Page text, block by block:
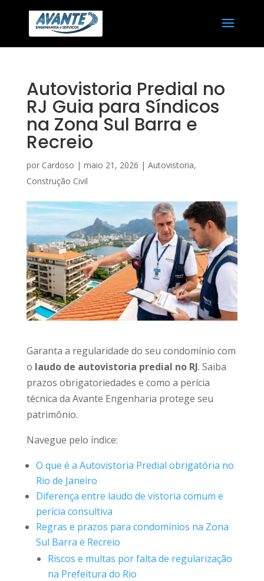
Autovistoria Predial no
RJ Guia para Síndicos
na Zona Sul Barra e
Recreio
por Cardoso | maio 21, 2026 | Autovistoria,
Construção Civil
Garanta a regularidade do seu condomínio com
o laudo de autovistoria predial no RJ. Saiba
prazos obrigatoriedades e como a perícia
técnica da Avante Engenharia protege seu
patrimônio.
Navegue pelo índice:
O que é a Autovistoria Predial obrigatória no
Rio de Janeiro
Diferença entre laudo de vistoria comum e
perícia consultiva
Regras e prazos para condomínios na Zona
Sul Barra e Recreio
Riscos e multas por falta de regularização
na Prefeitura do Rio